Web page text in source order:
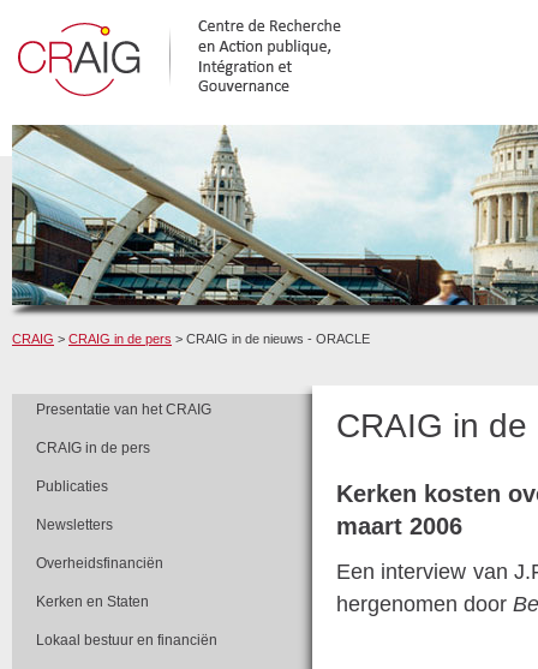
CRAIG > CRAIG in de pers > CRAIG in de nieuws - ORACLE
Presentatie van het CRAIG
CRAIG in de pers
Publicaties
Newsletters
Overheidsfinanciën
Kerken en Staten
Lokaal bestuur en financiën
CRAIG in
Kerken kosten
maart 2006
Een interview van
hergenomen door